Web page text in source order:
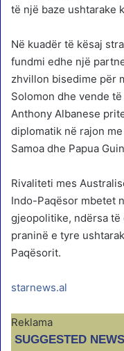
të një baze ushtarake
Në kuadër të kësaj
fundmi edhe një
zhvillon bisedime për
Solomon dhe vende
Anthony Albanese
diplomatik në rajon
Samoa dhe Papua
Rivaliteti mes
Indo-Paqësor mbetet
gjeopolitike, ndërsa
praninë e tyre
Paqësorit.
starnews.al
Reklama